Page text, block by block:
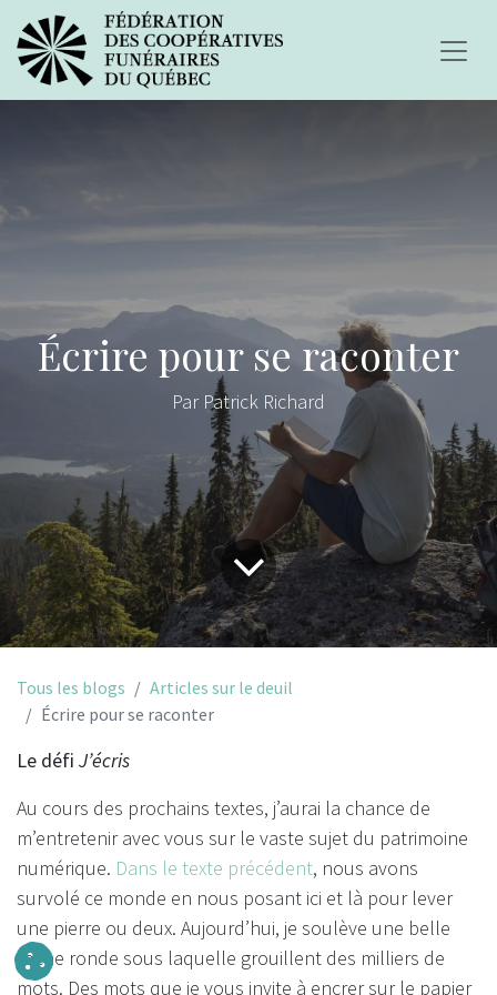
Écrire pour se raconter
Par Patrick Richard
Tous les blogs
Articles sur le deuil
Écrire pour se raconter
Le défi J’écris
Au cours des prochains textes, j’aurai la chance de
m’entretenir avec vous sur le vaste sujet du patrimoine
numérique. Dans le texte précédent, nous avons
survolé ce monde en nous posant ici et là pour lever
une pierre ou deux. Aujourd’hui, je soulève une belle
roche ronde sous laquelle grouillent des milliers de
mots. Des mots que je vous invite à encrer sur le papier